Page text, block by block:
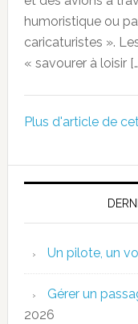
humoristique ou
caricaturistes ».
« savourer à loisir
Plus d'article de
Un pilote, un
Gérer un
2026